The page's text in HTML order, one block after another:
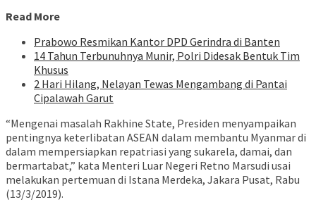
Read More
Prabowo Resmikan Kantor DPD Gerindra di Banten
14 Tahun Terbunuhnya Munir, Polri Didesak Bentuk Tim
Khusus
2 Hari Hilang, Nelayan Tewas Mengambang di Pantai
Cipalawah Garut
“Mengenai masalah Rakhine State, Presiden menyampaikan
pentingnya keterlibatan ASEAN dalam membantu Myanmar di
dalam mempersiapkan repatriasi yang sukarela, damai, dan
bermartabat,” kata Menteri Luar Negeri Retno Marsudi usai
melakukan pertemuan di Istana Merdeka, Jakara Pusat, Rabu
(13/3/2019).